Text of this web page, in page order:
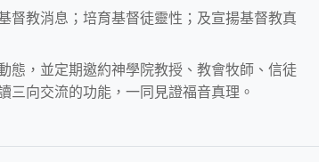
督教消息；培育基督徒靈性；及宣揚基督教真
態，並定期邀約神學院教授、教會牧師、信徒
向交流的功能，一同見證福音真理。